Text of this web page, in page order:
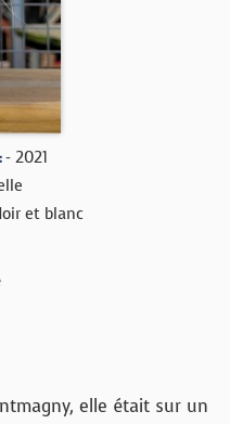
- 2021
et blanc
elle était sur un